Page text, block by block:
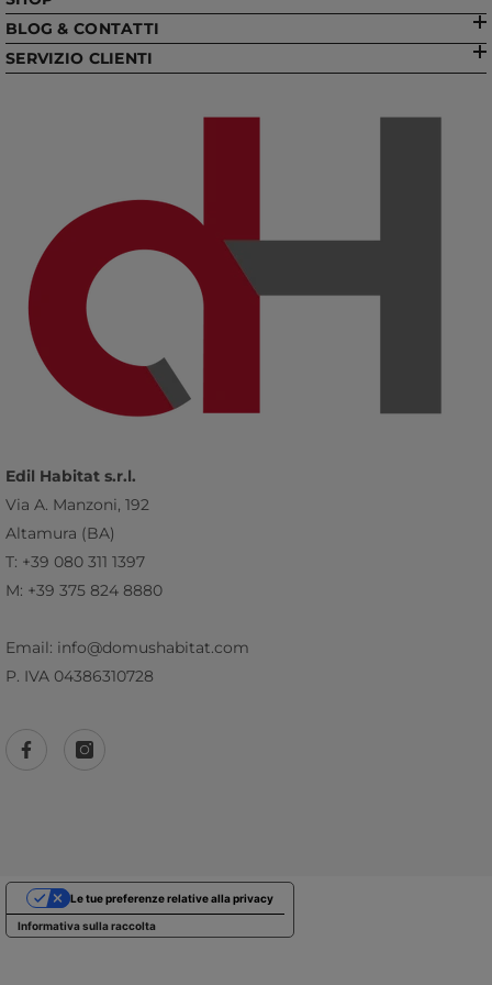
BLOG & CONTATTI
SERVIZIO CLIENTI
Edil Habitat s.r.l.
Via A. Manzoni, 192
Altamura (BA)
T: +39 080 311 1397
M: +39 375 824 8880
Email: info@domushabitat.com
P. IVA 04386310728
Informativa sulla raccolta
Le tue preferenze relative alla privacy